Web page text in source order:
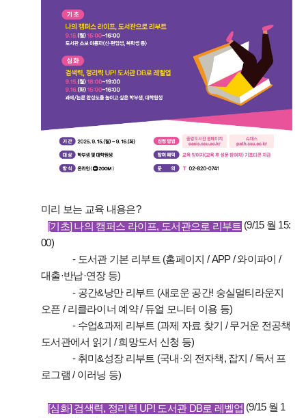
미리 보는 교육 내용은?
[기초] 나의 캠퍼스 라이프, 도서관으로 리부트 (9/15 월 15:
00)
- 도서관 기본 리부트 (홈페이지 / APP / 와이파이 /
대출·반납·연장 등)
- 공간&낭만 리부트 (새로운 공간! 숭실멀티라운지
오픈 / 리클라이너 예약 / 듀얼 모니터 이용 등)
- 수업&과제 리부트 (과제 자료 찾기 / 무거운 전공책
도서관에서 읽기 / 희망도서 신청 등)
- 취미&성장 리부트 (국내·외 전자책, 잡지 / 독서 프
로그램 / 이러닝 등)
[심화] 검색력, 정리력 UP! 도서관 DB로 레벨업 (9/15 월 1